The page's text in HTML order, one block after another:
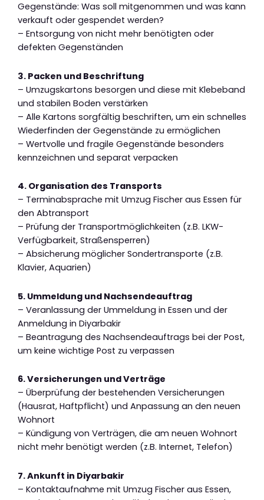
Gegenstände: Was soll mitgenommen und was kann
verkauft oder gespendet werden?
– Entsorgung von nicht mehr benötigten oder
defekten Gegenständen
3. Packen und Beschriftung
– Umzugskartons besorgen und diese mit Klebeband
und stabilen Boden verstärken
– Alle Kartons sorgfältig beschriften, um ein schnelles
Wiederfinden der Gegenstände zu ermöglichen
– Wertvolle und fragile Gegenstände besonders
kennzeichnen und separat verpacken
4. Organisation des Transports
– Terminabsprache mit Umzug Fischer aus Essen für
den Abtransport
– Prüfung der Transportmöglichkeiten (z.B. LKW-
Verfügbarkeit, Straßensperren)
– Absicherung möglicher Sondertransporte (z.B.
Klavier, Aquarien)
5. Ummeldung und Nachsendeauftrag
– Veranlassung der Ummeldung in Essen und der
Anmeldung in Diyarbakir
– Beantragung des Nachsendeauftrags bei der Post,
um keine wichtige Post zu verpassen
6. Versicherungen und Verträge
– Überprüfung der bestehenden Versicherungen
(Hausrat, Haftpflicht) und Anpassung an den neuen
Wohnort
– Kündigung von Verträgen, die am neuen Wohnort
nicht mehr benötigt werden (z.B. Internet, Telefon)
7. Ankunft in Diyarbakir
– Kontaktaufnahme mit Umzug Fischer aus Essen,